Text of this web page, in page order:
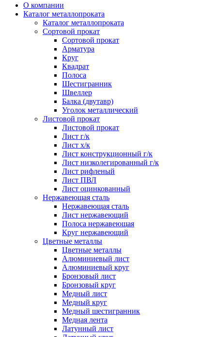
О компании
Каталог металлопроката
Каталог металлопроката
Сортовой прокат
Сортовой прокат
Арматура
Круг
Квадрат
Полоса
Шестигранник
Швеллер
Балка (двутавр)
Уголок металлический
Листовой прокат
Листовой прокат
Лист г/к
Лист х/к
Лист конструкционный г/к
Лист низколегированный г/к
Лист рифленый
Лист ПВЛ
Лист оцинкованный
Нержавеющая сталь
Нержавеющая сталь
Лист нержавеющий
Полоса нержавеющая
Круг нержавеющий
Цветные металлы
Цветные металлы
Алюминиевый лист
Алюминиевый круг
Бронзовый лист
Бронзовый круг
Медный лист
Медный круг
Медный шестигранник
Медная лента
Латунный лист